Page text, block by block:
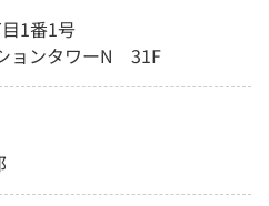
1番1号
ョンタワーN 31F